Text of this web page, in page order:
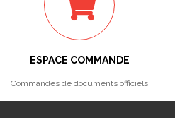
ESPACE COMMANDE
Commandes de documents officiels